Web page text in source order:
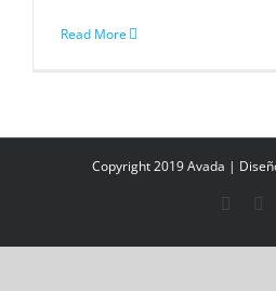
Read More
Copyright 2019 Avada |